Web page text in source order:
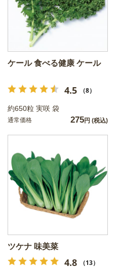
ケール 食べる健康 ケール
4.5 （8）
約650粒 実咲 袋
通常価格 275円 (税込)
ツケナ 味美菜
4.8 （13）